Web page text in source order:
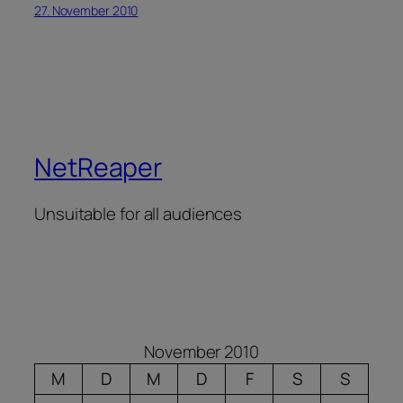
27. November 2010
NetReaper
Unsuitable for all audiences
November 2010
M
D M D F S
S